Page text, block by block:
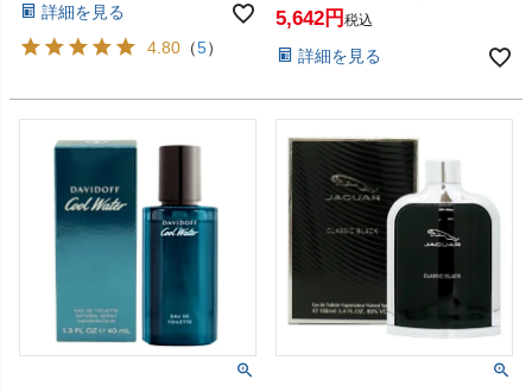
詳細を見る
4.80 （5）
5,642 税込
詳細を見る